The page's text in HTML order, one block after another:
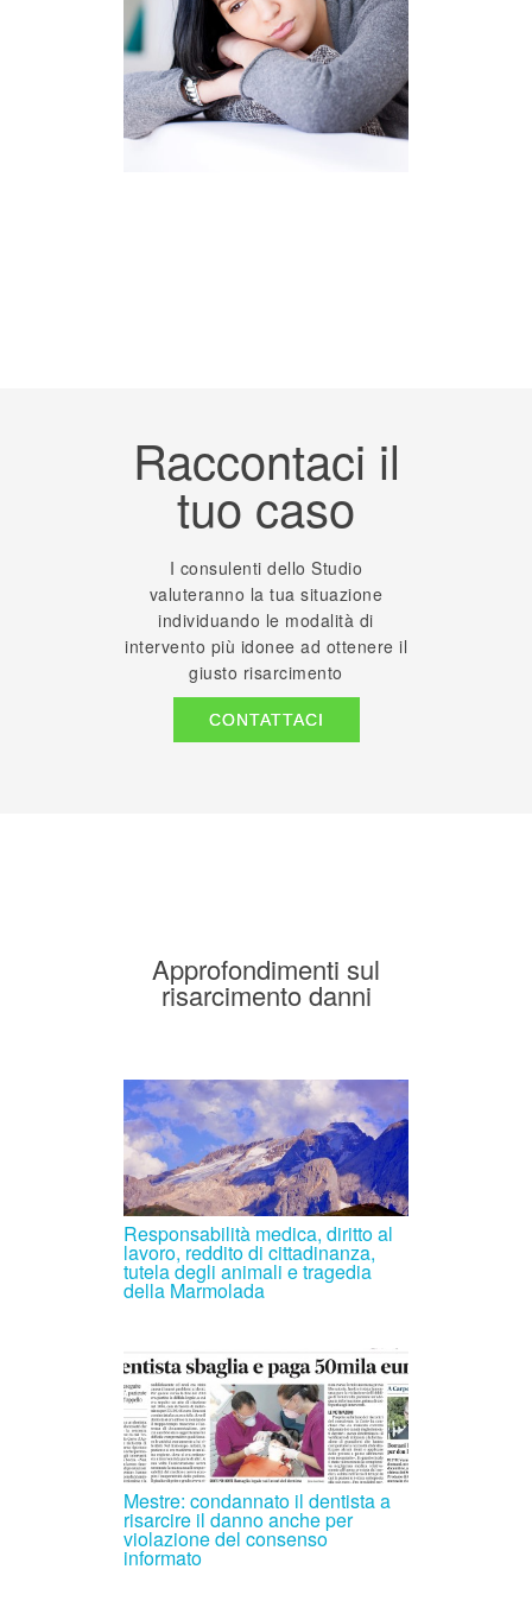
Raccontaci il
tuo caso
I consulenti dello Studio
valuteranno la tua situazione
individuando le modalità di
intervento più idonee ad ottenere il
giusto risarcimento
CONTATTACI
Approfondimenti sul
risarcimento danni
Responsabilità medica, diritto al
lavoro, reddito di cittadinanza,
tutela degli animali e tragedia
della Marmolada
Mestre: condannato il dentista a
risarcire il danno anche per
violazione del consenso
informato